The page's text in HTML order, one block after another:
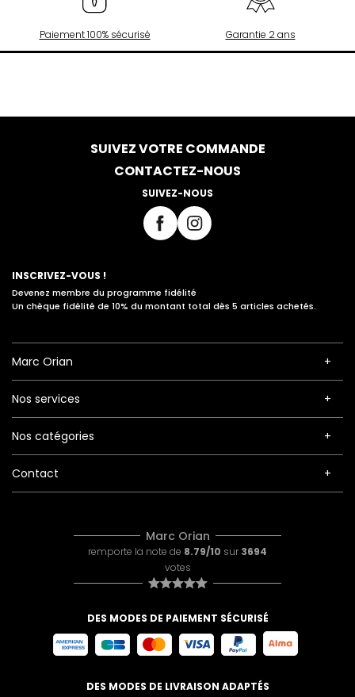
Paiement 100% sécurisé Garantie 2 ans
SUIVEZ VOTRE COMMANDE
CONTACTEZ-NOUS
SUIVEZ-NOUS
INSCRIVEZ-VOUS !
Devenez membre du programme fidélité
Un chèque fidélité de 10% du montant total dès 5 articles achetés.
Marc Orian
Nos services
Nos catégories
Contact
Marc Orian
remporte la note de 8.79/10 sur 3694
votes
DES MODES DE PAIEMENT SÉCURISÉ
DES MODES DE LIVRAISON ADAPTÉS